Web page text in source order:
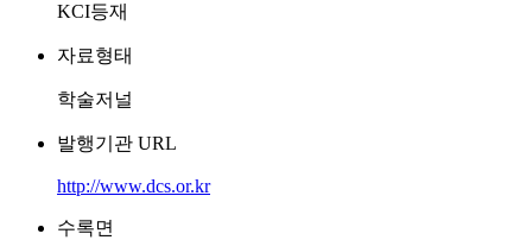
KCI등재
자료형태
학술저널
발행기관 URL
http://www.dcs.or.kr
수록면